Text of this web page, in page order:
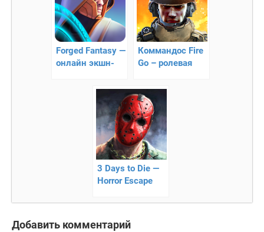
Forged Fantasy —
онлайн экшн-
Коммандос Fire
Go – ролевая
первого лица
3 Days to Die —
Horror Escape
кровавый квест
Добавить комментарий